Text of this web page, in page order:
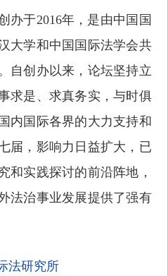
办于2016年，是由中国国
大学和中国国际法学会共
自创办以来，论坛坚持立
求是、求真务实，与时俱
内国际各界的大力支持和
届，影响力日益扩大，已
和实践探讨的前沿阵地，
法治事业发展提供了强有
法研究所